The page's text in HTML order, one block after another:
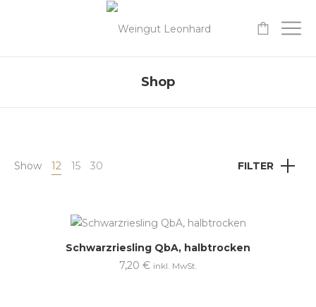
Shop
Show 12 15 30 FILTER
Schwarzriesling QbA, halbtrocken
7,20 € inkl. MwSt.